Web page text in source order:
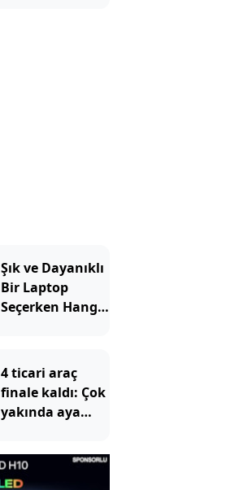
Şık ve Dayanıklı
Bir Laptop
Seçerken Hangi
4 ticari araç
finale kaldı: Çok
yakında aya